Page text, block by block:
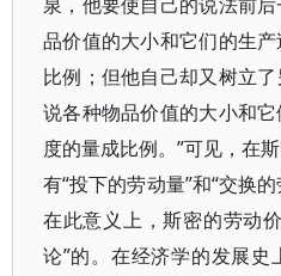
品价值的大小和它们的生
比例；但他自己却又树立
说各种物品价值的大小和
度的量成比例。”可见，在
有“投下的劳动量”和“交换的
在此意义上，斯密的劳动
论”的。在经济学的发展